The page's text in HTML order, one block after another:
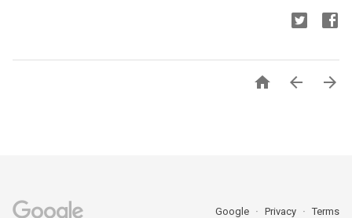
  
Google Privacy Terms